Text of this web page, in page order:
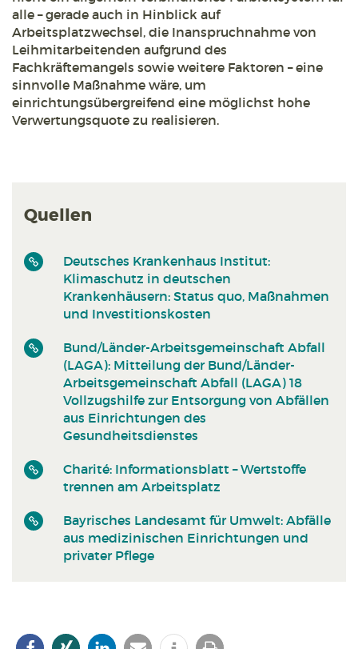
alle – gerade auch in Hinblick auf
Arbeitsplatzwechsel, die Inanspruchnahme von
Leihmitarbeitenden aufgrund des
Fachkräftemangels sowie weitere Faktoren – eine
sinnvolle Maßnahme wäre, um
einrichtungsübergreifend eine möglichst hohe
Verwertungsquote zu realisieren.
Quellen
Deutsches Krankenhaus Institut:
Klimaschutz in deutschen
Krankenhäusern: Status quo, Maßnahmen
und Investitionskosten
Bund/Länder-Arbeitsgemeinschaft Abfall
(LAGA): Mitteilung der Bund/Länder-
Arbeitsgemeinschaft Abfall (LAGA) 18
Vollzugshilfe zur Entsorgung von Abfällen
aus Einrichtungen des
Gesundheitsdienstes
Charité: Informationsblatt – Wertstoffe
trennen am Arbeitsplatz
Bayrisches Landesamt für Umwelt: Abfälle
aus medizinischen Einrichtungen und
privater Pflege